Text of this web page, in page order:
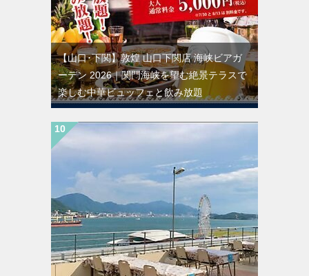
【山口･下関】敦煌 山口下関店 海峡ビアガ
ーデン 2026｜関門海峡を望む絶景テラスで
楽しむ中華ビュッフェと飲み放題